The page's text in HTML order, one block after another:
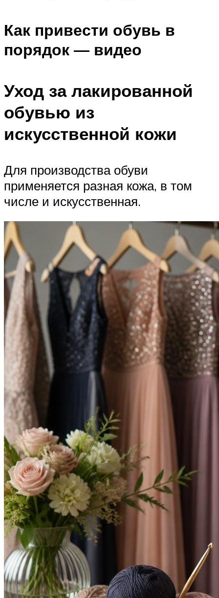
Как привести обувь в
порядок — видео
Уход за лакированной
обувью из
искусственной кожи
Для производства обуви
применяется разная кожа, в том
числе и искусственная.